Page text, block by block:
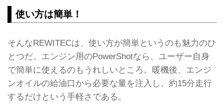
使い方は簡単！
そんなREWITECは、使い方が簡単というのも魅力のひ
とつだ。エンジン用のPowerShotなら、ユーザー自身
で簡単に使えるのもうれしいところ。暖機後、エンジ
ンオイルの給油口から必要な量を注入し、約15分走行
するだけという手軽さである。